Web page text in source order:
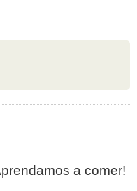
a comer!